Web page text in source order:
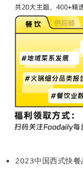
2023中国西式快餐